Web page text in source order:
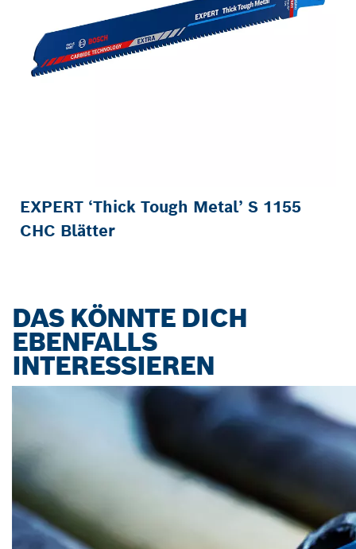
EXPERT ‘Thick Tough Metal’ S 1155
CHC Blätter
DAS KÖNNTE DICH
EBENFALLS
INTERESSIEREN